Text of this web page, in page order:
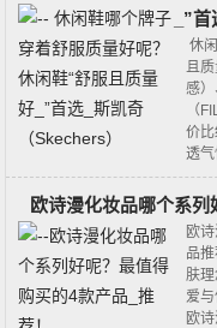
_”
休
且
感
（
价
透气
欧诗漫化妆品哪个系列
欧
品
肤
爱
欧